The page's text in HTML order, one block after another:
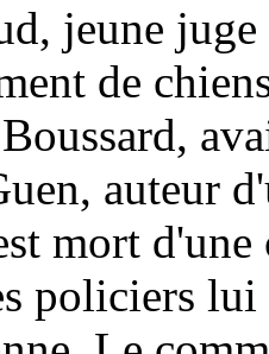
jeune
de
auteur
mort
policiers